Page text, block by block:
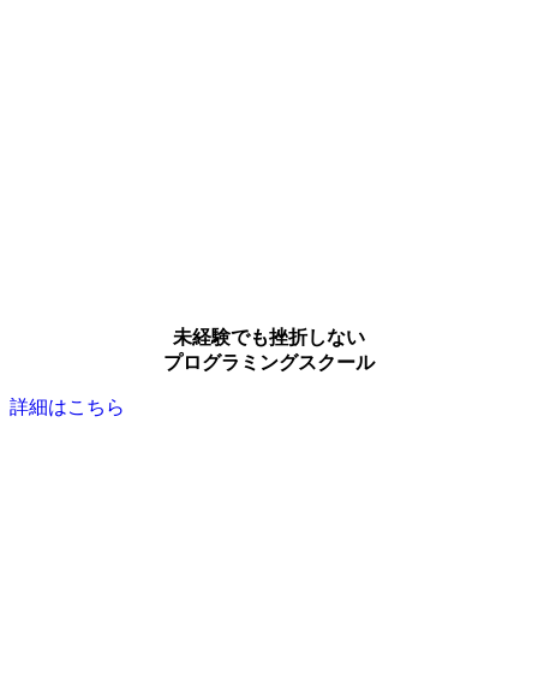
未経験でも挫折しない
プログラミングスクール
詳細はこちら